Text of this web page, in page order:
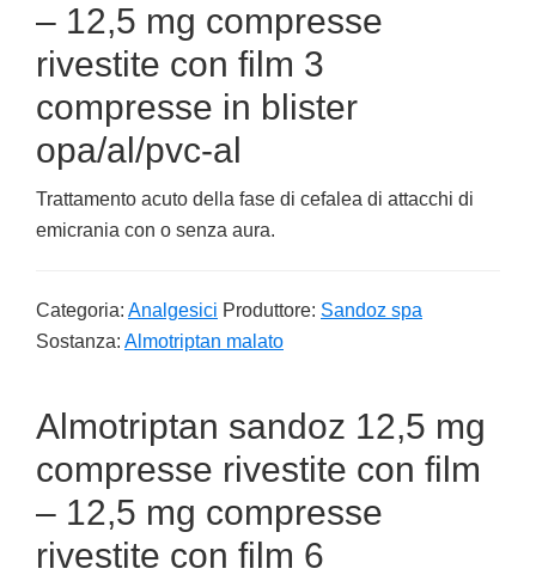
– 12,5 mg compresse
rivestite con film 3
compresse in blister
opa/al/pvc-al
Trattamento acuto della fase di cefalea di attacchi di
emicrania con o senza aura.
Categoria: Analgesici Produttore: Sandoz spa
Sostanza: Almotriptan malato
Almotriptan sandoz 12,5 mg
compresse rivestite con film
– 12,5 mg compresse
rivestite con film 6